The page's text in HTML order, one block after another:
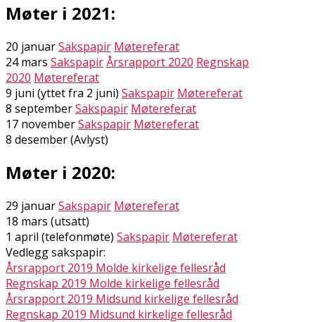
Møter i 2021:
20 januarSakspapir Møtereferat
24 mars SakspapirÅrsrapport 2020 Regnskap
2020 Møtereferat
9 juni (flyttet fra 2 juni) Sakspapir Møtereferat
8 septemberSakspapir Møtereferat
17 novemberSakspapir Møtereferat
8 desember (Avlyst)
Møter i 2020:
29 januarSakspapir Møtereferat
18 mars (utsatt)
1 april (telefonmøte) Sakspapir Møtereferat
Vedlegg sakspapir:
Årsrapport 2019 Molde kirkelige fellesråd
Regnskap 2019 Molde kirkelige fellesråd
Årsrapport 2019 Midsund kirkelige fellesråd
Regnskap 2019 Midsund kirkelige fellesråd